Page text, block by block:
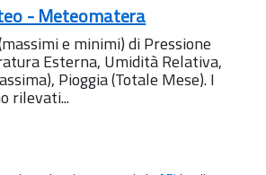
- Meteomatera
e minimi) di Pressione
Esterna, Umidità Relativa,
Pioggia (Totale Mese). I
rilevati...